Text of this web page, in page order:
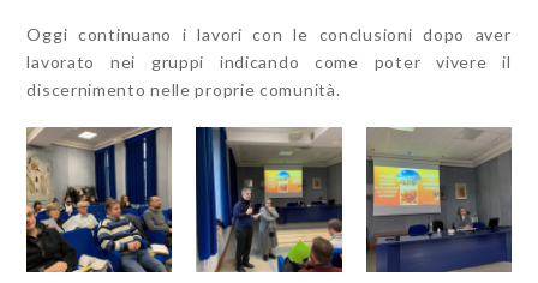
Oggi continuano i lavori con le conclusioni dopo aver
lavorato nei gruppi indicando come poter vivere il
discernimento nelle proprie comunità.